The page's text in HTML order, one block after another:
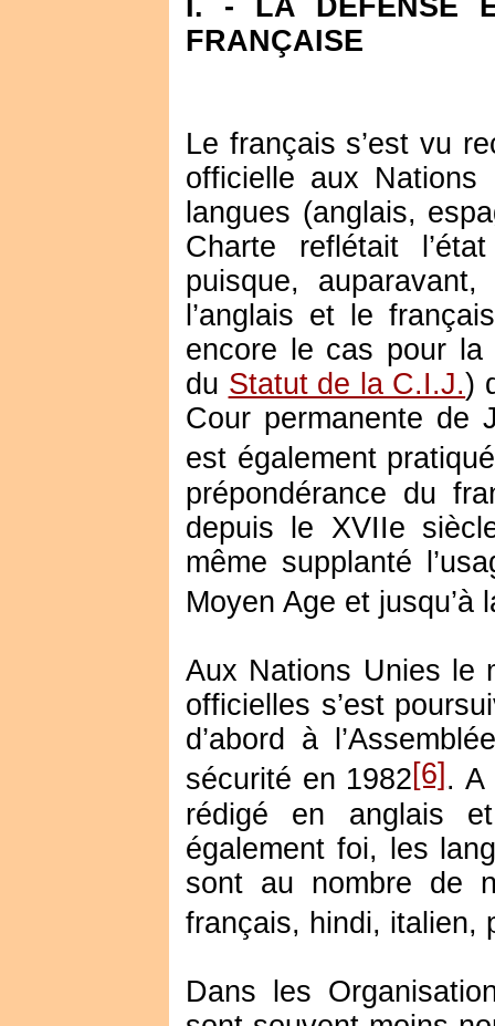
I. - LA DÉFENSE
FRANÇAISE
Le français s’est vu
officielle aux
langues (anglais,
Charte reflétait
puisque,
l’anglais et le
encore le cas pour la
du Statut de la C.I.J.)
Cour permanente de
est également
prépondérance du
depuis le XVIIe
même supplanté
Moyen Age et jusqu’à
Aux Nations Unies le
officielles s’est
d’abord à
sécurité en 1982[6]. A
rédigé en anglais
également foi, les
sont au nombre de
français, hindi, italien,
Dans les